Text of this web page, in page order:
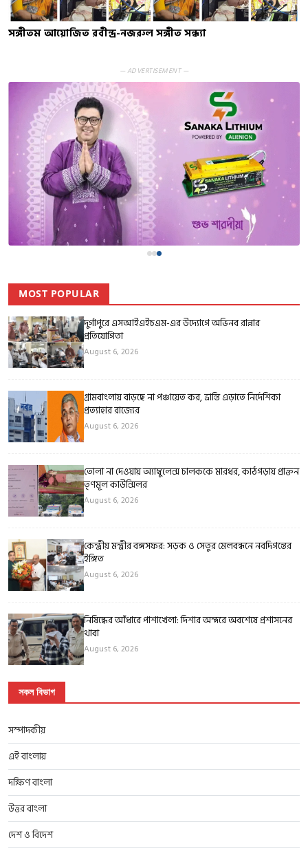
সঙ্গীতম আয়োজিত রবীন্দ্র-নজরুল সঙ্গীত সন্ধ্যা
— ADVERTISEMENT —
MOST POPULAR
দুর্গাপুরে এসআইএইচএম-এর উদ্যোগে অভিনব রান্নার
প্রতিযোগিতা
August 6, 2026
গ্রামবাংলায় বাড়ছে না পঞ্চায়েত কর, ভ্রান্তি এড়াতে নির্দেশিকা
প্রত্যাহার রাজ্যের
August 6, 2026
তোলা না দেওয়ায় অ্যাম্বুলেন্স চালককে মারধর, কাঠগড়ায় প্রাক্তন
তৃণমূল কাউন্সিলর
August 6, 2026
কেন্দ্রীয় মন্ত্রীর বঙ্গসফর: সড়ক ও সেতুর মেলবন্ধনে নবদিগন্তের
ইঙ্গিত
August 6, 2026
নিষিদ্ধের আঁধারে পাশাখেলা: দিশার অন্দরে অবশেষে প্রশাসনের
থাবা
August 6, 2026
সকল বিভাগ
সম্পাদকীয়
এই বাংলায়
দক্ষিণ বাংলা
উত্তর বাংলা
দেশ ও বিদেশ